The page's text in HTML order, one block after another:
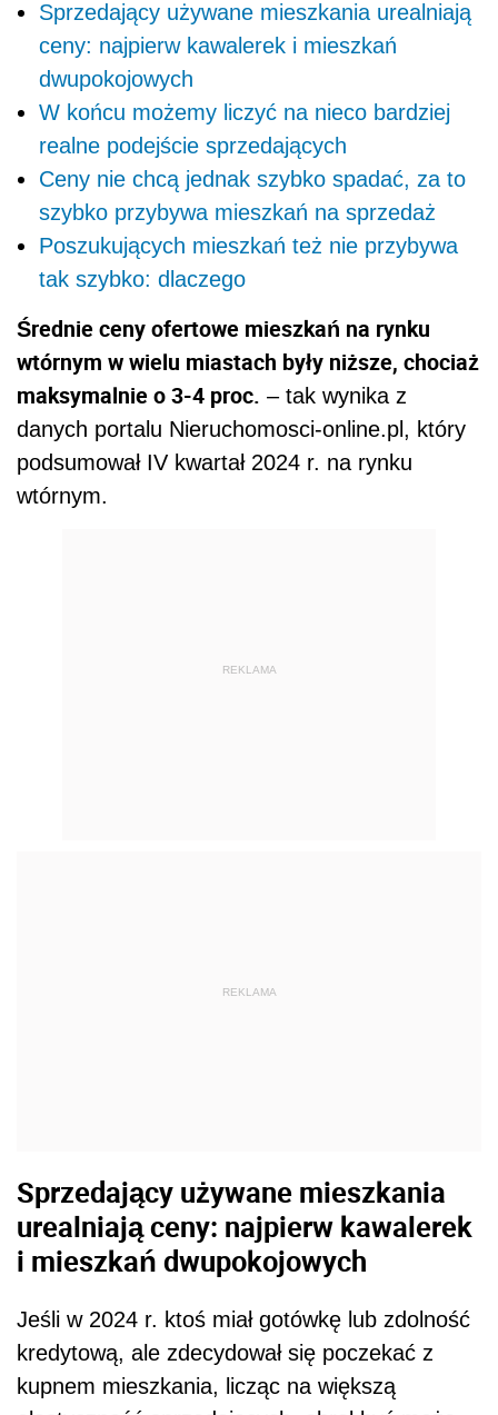
Sprzedający używane mieszkania urealniają
ceny: najpierw kawalerek i mieszkań
dwupokojowych
W końcu możemy liczyć na nieco bardziej
realne podejście sprzedających
Ceny nie chcą jednak szybko spadać, za to
szybko przybywa mieszkań na sprzedaż
Poszukujących mieszkań też nie przybywa
tak szybko: dlaczego
Średnie ceny ofertowe mieszkań na rynku
wtórnym w wielu miastach były niższe, chociaż
maksymalnie o 3-4 proc. – tak wynika z
danych portalu Nieruchomosci-online.pl, który
podsumował IV kwartał 2024 r. na rynku
wtórnym.
REKLAMA
REKLAMA
Sprzedający używane mieszkania
urealniają ceny: najpierw kawalerek
i mieszkań dwupokojowych
Jeśli w 2024 r. ktoś miał gotówkę lub zdolność
kredytową, ale zdecydował się poczekać z
kupnem mieszkania, licząc na większą